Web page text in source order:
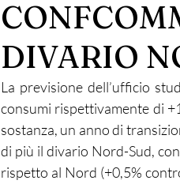
DIVARIO
La previsione dell’ufficio
consumi rispettivamente di
sostanza, un anno di
di più il divario Nord-Sud,
rispetto al Nord (+0,5%